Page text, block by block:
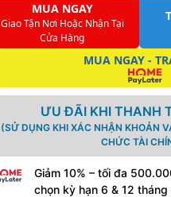
MUA NGAY
Giao Tận Nơi Hoặc Nhận Tại
Cửa Hàng
MUA NGAY -
ƯU ĐÃI KHI THANH
(SỬ DỤNG KHI XÁC NHẬN KHOẢN
CHỨC TÀI
Giảm 10% – tối đa
chọn kỳ hạn 6 & 12 tháng